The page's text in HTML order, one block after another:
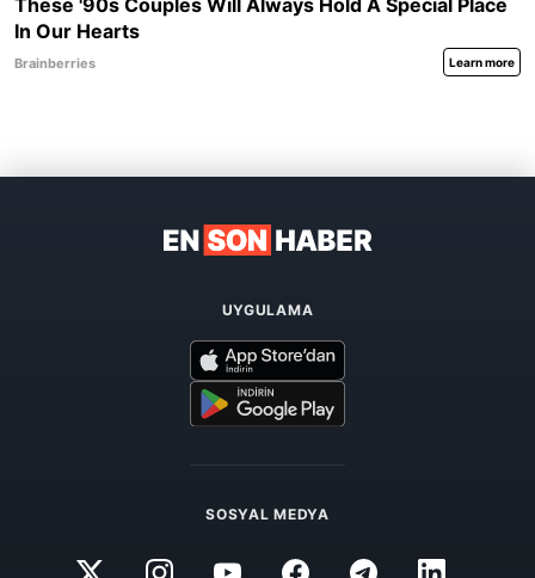
UYGULAMA
SOSYAL MEDYA